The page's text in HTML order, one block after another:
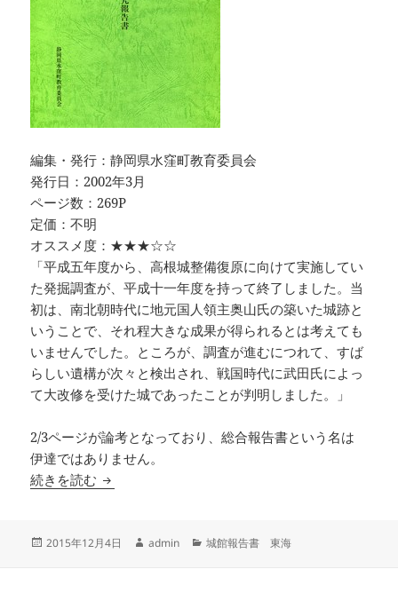
編集・発行：静岡県水窪町教育委員会
発行日：2002年3月
ページ数：269P
定価：不明
オススメ度：★★★☆☆
「平成五年度から、高根城整備復原に向けて実施してい
た発掘調査が、平成十一年度を持って終了しました。当
初は、南北朝時代に地元国人領主奥山氏の築いた城跡と
いうことで、それ程大きな成果が得られるとは考えても
いませんでした。ところが、調査が進むにつれて、すば
らしい遺構が次々と検出され、戦国時代に武田氏によっ
て大改修を受けた城であったことが判明しました。」
2/3ページが論考となっており、総合報告書という名は
伊達ではありません。
続きを読む 高根城（久頭郷城）総合研究報告書 水窪町文化
投
2015年12月4日
作
admin
カ
城館報告書 東海